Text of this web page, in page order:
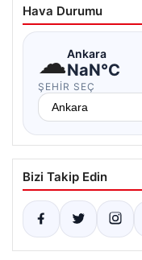
Hava Durumu
☁Ankara
NaN°C
ŞEHIR SEÇ
Bizi Takip Edin